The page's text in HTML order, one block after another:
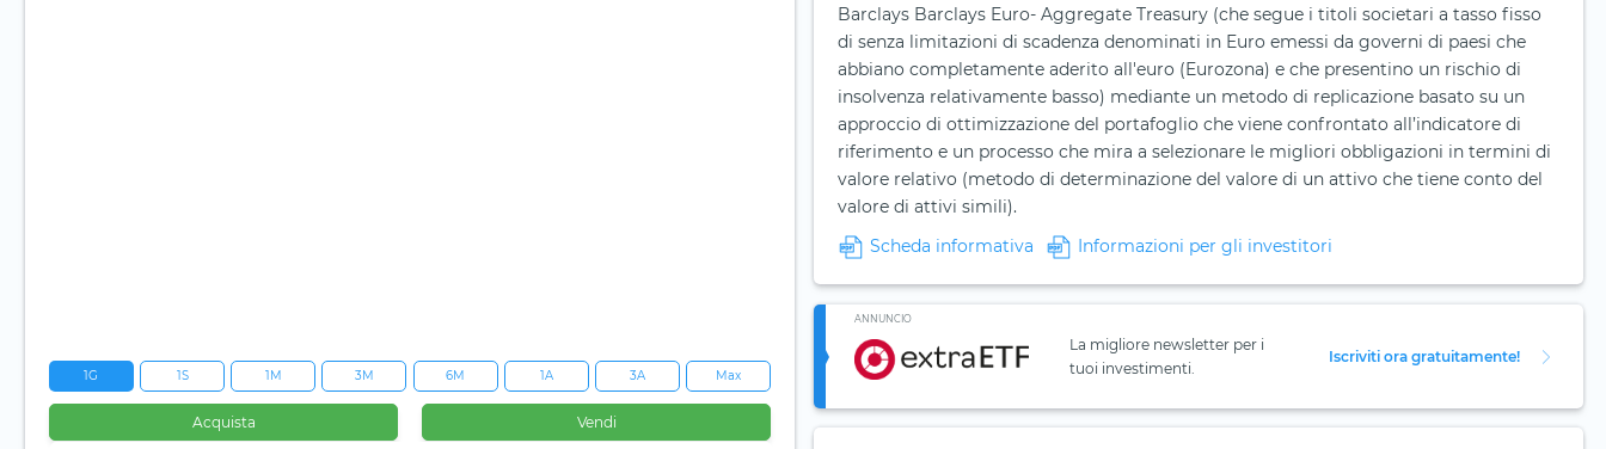
1G 1S 1M 3M 6M 1A 3A Max
Acquista Vendi
Barclays Barclays Euro- Aggregate Treasury (che segue i titoli societari a tasso fisso
di senza limitazioni di scadenza denominati in Euro emessi da governi di paesi che
abbiano completamente aderito all'euro (Eurozona) e che presentino un rischio di
insolvenza relativamente basso) mediante un metodo di replicazione basato su un
approccio di ottimizzazione del portafoglio che viene confrontato all’indicatore di
riferimento e un processo che mira a selezionare le migliori obbligazioni in termini di
valore relativo (metodo di determinazione del valore di un attivo che tiene conto del
valore di attivi simili).
Scheda informativa
Informazioni per gli investitori
ANNUNCIO
La migliore newsletter per i
tuoi investimenti.
Iscriviti ora gratuitamente!